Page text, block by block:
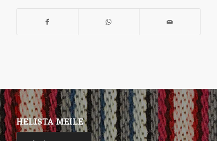
HELISTA MEILE